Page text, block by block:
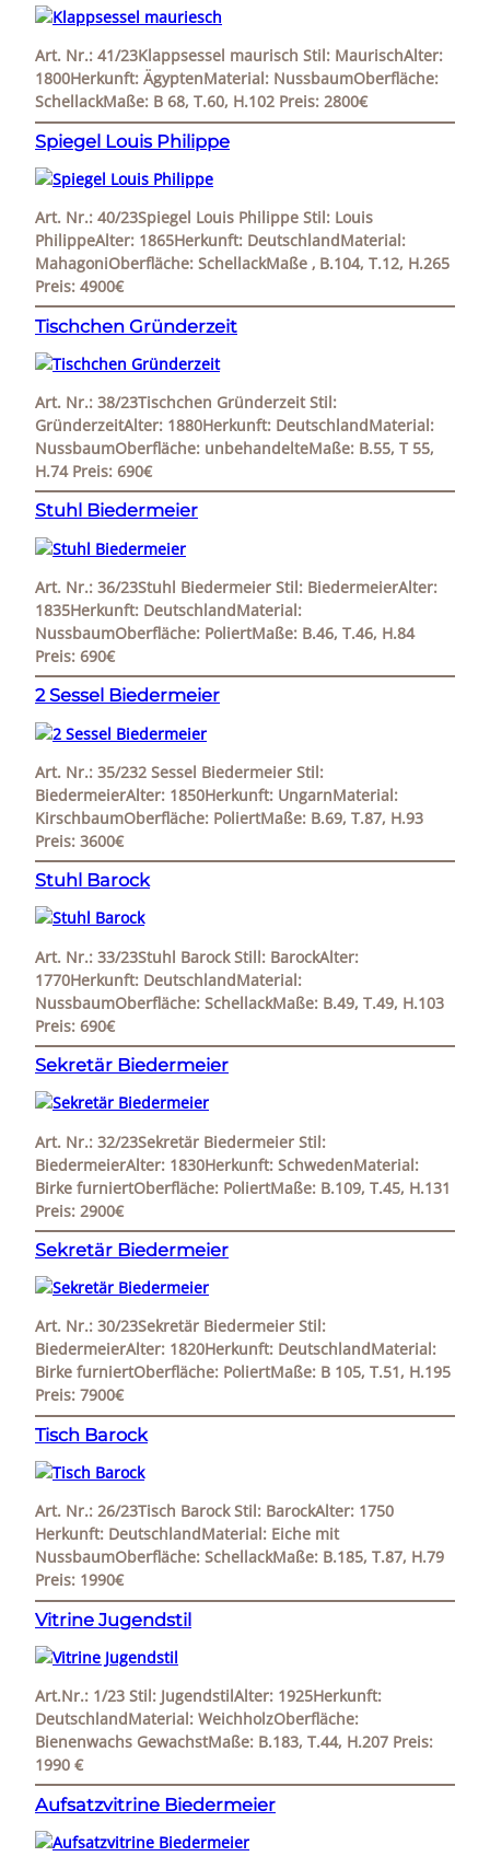
Art. Nr.: 41/23Klappsessel maurisch Stil: MaurischAlter:
1800Herkunft: ÄgyptenMaterial: NussbaumOberfläche:
SchellackMaße: B 68, T.60, H.102 Preis: 2800€
Spiegel Louis Philippe
Art. Nr.: 40/23Spiegel Louis Philippe Stil: Louis
PhilippeAlter: 1865Herkunft: DeutschlandMaterial:
MahagoniOberfläche: SchellackMaße ‚ B.104, T.12, H.265
Preis: 4900€
Tischchen Gründerzeit
Art. Nr.: 38/23Tischchen Gründerzeit Stil:
GründerzeitAlter: 1880Herkunft: DeutschlandMaterial:
NussbaumOberfläche: unbehandelteMaße: B.55, T 55,
H.74 Preis: 690€
Stuhl Biedermeier
Art. Nr.: 36/23Stuhl Biedermeier Stil: BiedermeierAlter:
1835Herkunft: DeutschlandMaterial:
NussbaumOberfläche: PoliertMaße: B.46, T.46, H.84
Preis: 690€
2 Sessel Biedermeier
Art. Nr.: 35/232 Sessel Biedermeier Stil:
BiedermeierAlter: 1850Herkunft: UngarnMaterial:
KirschbaumOberfläche: PoliertMaße: B.69, T.87, H.93
Preis: 3600€
Stuhl Barock
Art. Nr.: 33/23Stuhl Barock Still: BarockAlter:
1770Herkunft: DeutschlandMaterial:
NussbaumOberfläche: SchellackMaße: B.49, T.49, H.103
Preis: 690€
Sekretär Biedermeier
Art. Nr.: 32/23Sekretär Biedermeier Stil:
BiedermeierAlter: 1830Herkunft: SchwedenMaterial:
Birke furniertOberfläche: PoliertMaße: B.109, T.45, H.131
Preis: 2900€
Sekretär Biedermeier
Art. Nr.: 30/23Sekretär Biedermeier Stil:
BiedermeierAlter: 1820Herkunft: DeutschlandMaterial:
Birke furniertOberfläche: PoliertMaße: B 105, T.51, H.195
Preis: 7900€
Tisch Barock
Art. Nr.: 26/23Tisch Barock Stil: BarockAlter: 1750
Herkunft: DeutschlandMaterial: Eiche mit
NussbaumOberfläche: SchellackMaße: B.185, T.87, H.79
Preis: 1990€
Vitrine Jugendstil
Art.Nr.: 1/23 Stil: JugendstilAlter: 1925Herkunft:
DeutschlandMaterial: WeichholzOberfläche:
Bienenwachs GewachstMaße: B.183, T.44, H.207 Preis:
1990 €
Aufsatzvitrine Biedermeier